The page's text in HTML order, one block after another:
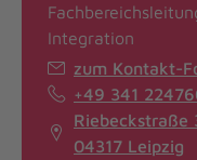
Integration
zum Kontakt-
+49 341
Riebeckstraße
04317 Leipzig